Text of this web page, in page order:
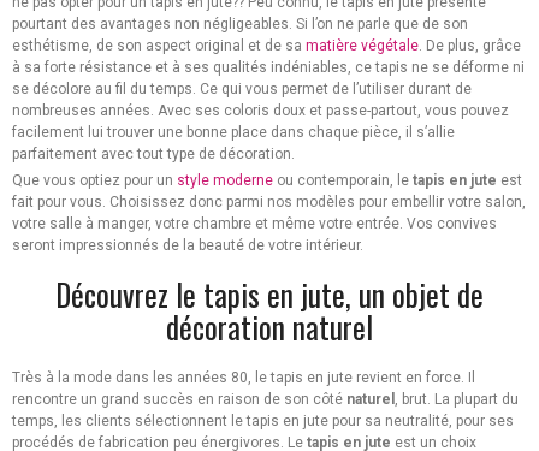
pourtant des avantages non négligeables. Si l’on ne parle que de son
esthétisme, de son aspect original et de sa matière végétale. De plus, grâce
à sa forte résistance et à ses qualités indéniables, ce tapis ne se déforme ni
se décolore au fil du temps. Ce qui vous permet de l’utiliser durant de
nombreuses années. Avec ses coloris doux et passe-partout, vous pouvez
facilement lui trouver une bonne place dans chaque pièce, il s’allie
parfaitement avec tout type de décoration.
Que vous optiez pour un style moderne ou contemporain, le tapis en jute est
fait pour vous. Choisissez donc parmi nos modèles pour embellir votre salon,
votre salle à manger, votre chambre et même votre entrée. Vos convives
seront impressionnés de la beauté de votre intérieur.
Découvrez le tapis en jute, un objet de
décoration naturel
Très à la mode dans les années 80, le tapis en jute revient en force. Il
rencontre un grand succès en raison de son côté naturel , brut. La plupart du
temps, les clients sélectionnent le tapis en jute pour sa neutralité, pour ses
procédés de fabrication peu énergivores. Le tapis en jute est un choix